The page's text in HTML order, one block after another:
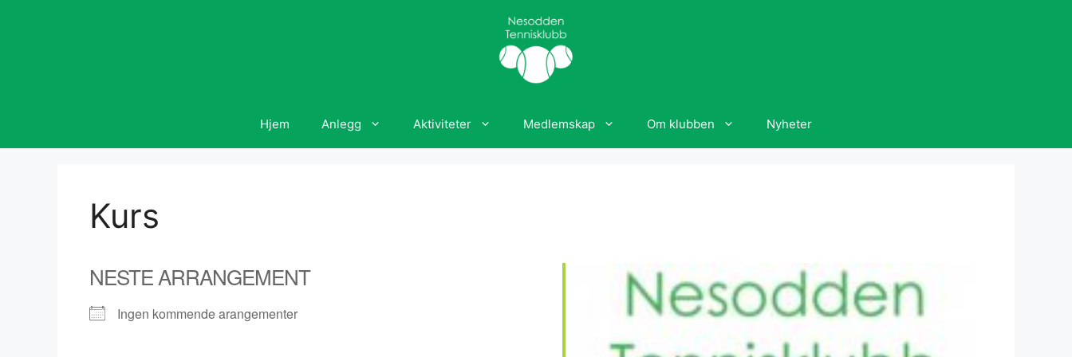
Hjem Anlegg Aktiviteter Medlemskap Om klubben Nyheter
Kurs
NESTE ARRANGEMENT
Ingen kommende arangementer